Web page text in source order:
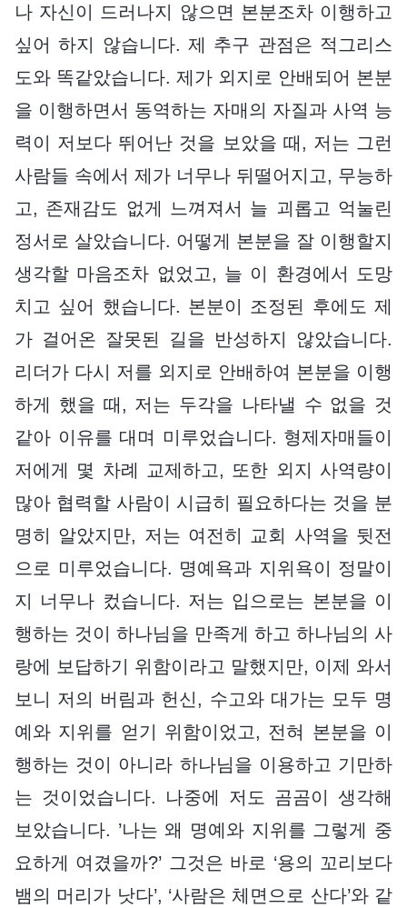
나 자신이 드러나지 않으면 본분조차 이행하고
싶어 하지 않습니다. 제 추구 관점은 적그리스
도와 똑같았습니다. 제가 외지로 안배되어 본분
을 이행하면서 동역하는 자매의 자질과 사역 능
력이 저보다 뛰어난 것을 보았을 때, 저는 그런
사람들 속에서 제가 너무나 뒤떨어지고, 무능하
고, 존재감도 없게 느껴져서 늘 괴롭고 억눌린
정서로 살았습니다. 어떻게 본분을 잘 이행할지
생각할 마음조차 없었고, 늘 이 환경에서 도망
치고 싶어 했습니다. 본분이 조정된 후에도 제
가 걸어온 잘못된 길을 반성하지 않았습니다.
리더가 다시 저를 외지로 안배하여 본분을 이행
하게 했을 때, 저는 두각을 나타낼 수 없을 것
같아 이유를 대며 미루었습니다. 형제자매들이
저에게 몇 차례 교제하고, 또한 외지 사역량이
많아 협력할 사람이 시급히 필요하다는 것을 분
명히 알았지만, 저는 여전히 교회 사역을 뒷전
으로 미루었습니다. 명예욕과 지위욕이 정말이
지 너무나 컸습니다. 저는 입으로는 본분을 이
행하는 것이 하나님을 만족게 하고 하나님의 사
랑에 보답하기 위함이라고 말했지만, 이제 와서
보니 저의 버림과 헌신, 수고와 대가는 모두 명
예와 지위를 얻기 위함이었고, 전혀 본분을 이
행하는 것이 아니라 하나님을 이용하고 기만하
는 것이었습니다. 나중에 저도 곰곰이 생각해
보았습니다. ’나는 왜 명예와 지위를 그렇게 중
요하게 여겼을까?’ 그것은 바로 ‘용의 꼬리보다
뱀의 머리가 낫다’, ‘사람은 체면으로 산다’와 같